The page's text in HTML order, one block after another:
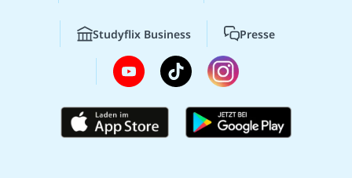
Studyflix Business Presse